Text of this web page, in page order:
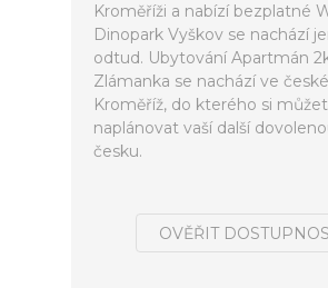
Kroměříži a nabízí bezplatné
Dinopark Vyškov se nachází
odtud. Ubytování Apartmán
Zlámanka se nachází ve
Kroměříž, do kterého si
naplánovat vaší další
česku.
OVĚŘIT